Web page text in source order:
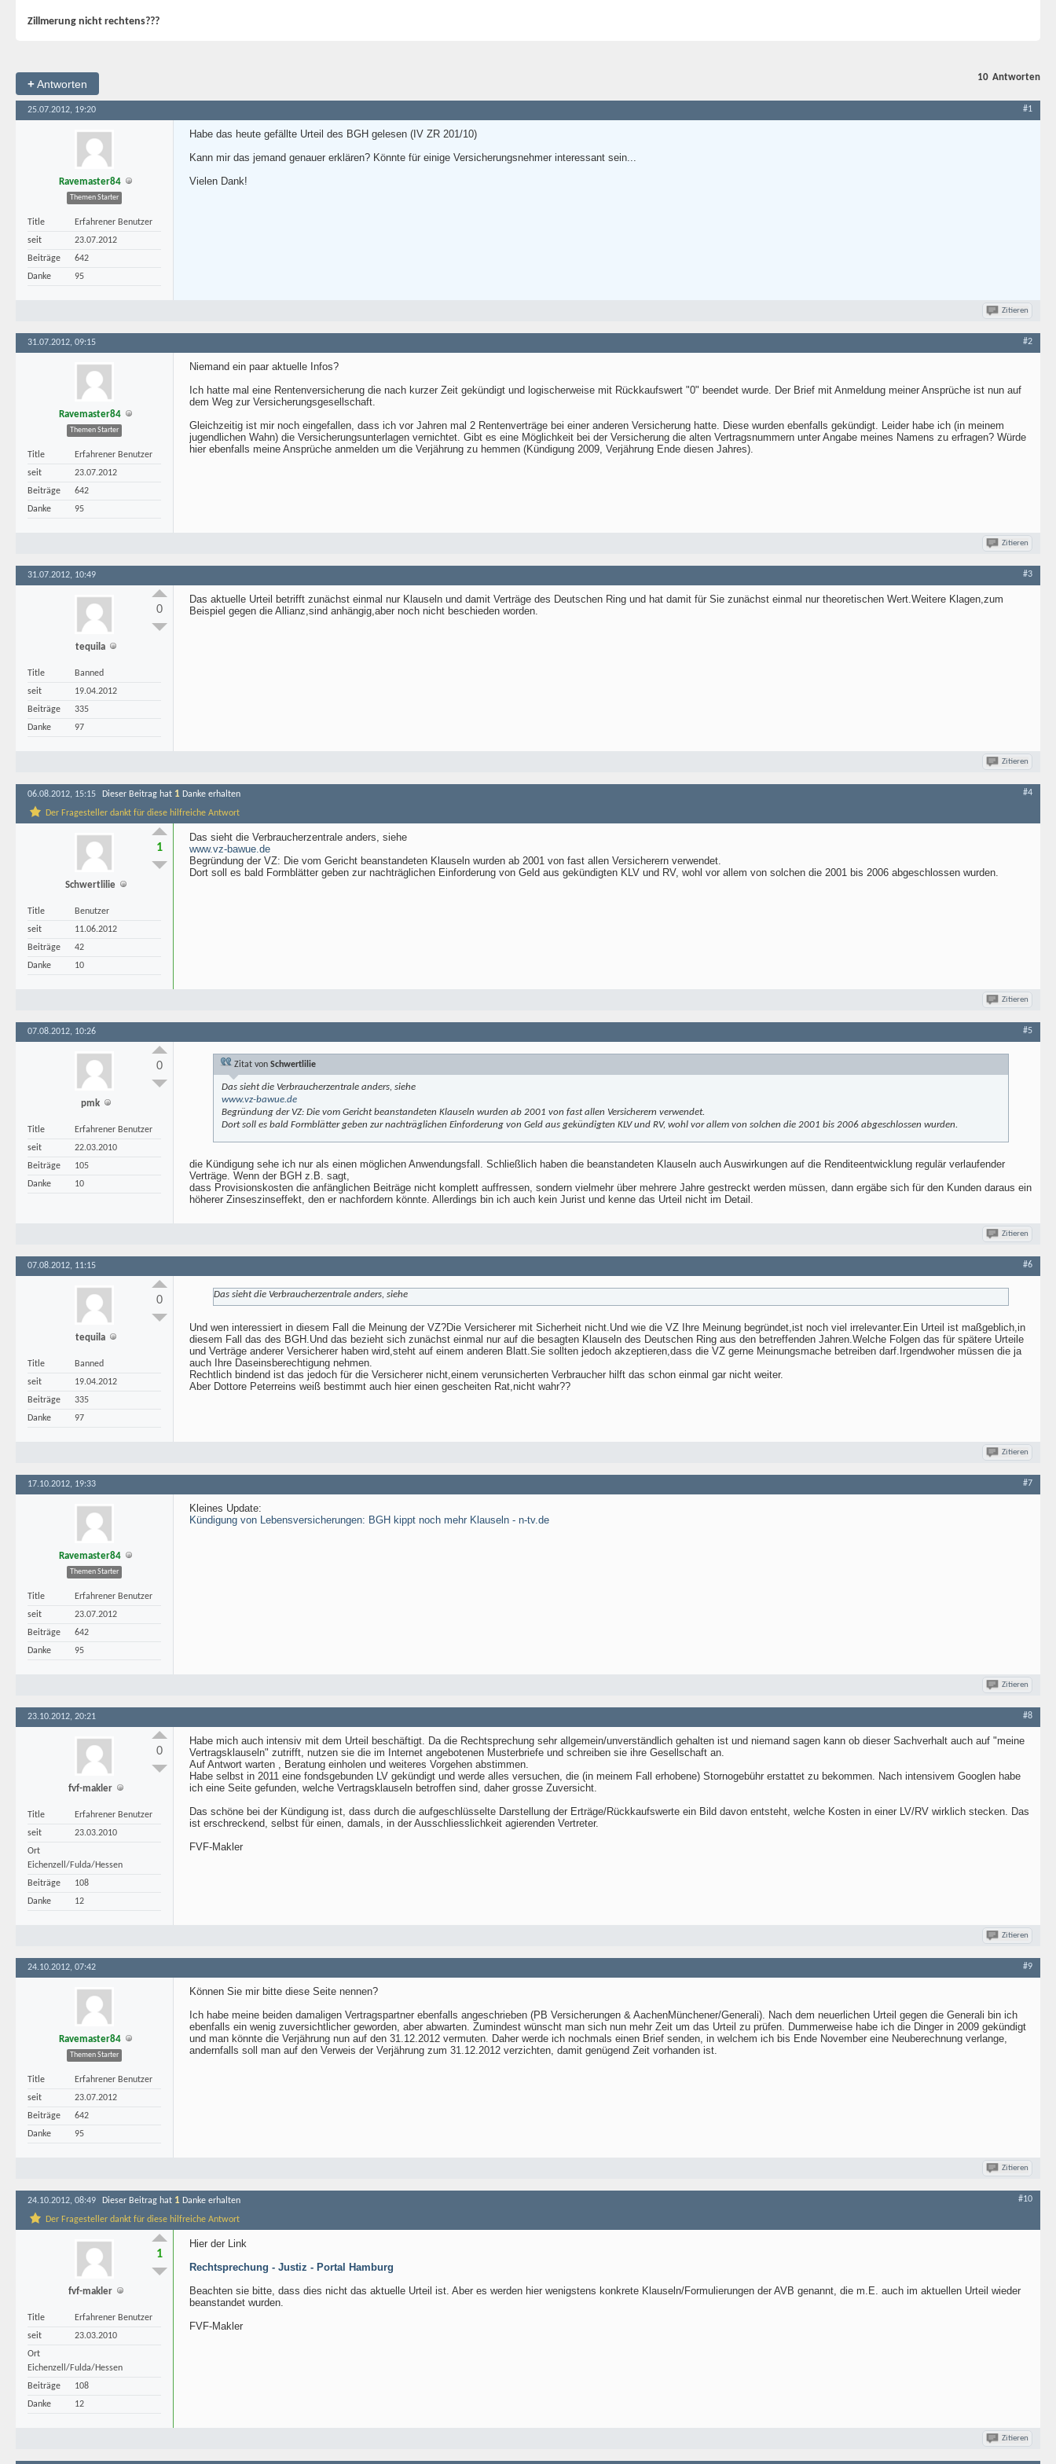
Zillmerung nicht rechtens???
+Antworten
10 Antworten
25.07.2012, 19:20 #1
Ravemaster84
Themen Starter
Title
Erfahrener Benutzer
seit
23.07.2012
Beiträge
642
Danke
95
Habe das heute gefällte Urteil des BGH gelesen (IV ZR 201/10)
Kann mir das jemand genauer erklären? Könnte für einige Versicherungsnehmer interessant sein...
Vielen Dank!
Zitieren
31.07.2012, 09:15 #2
Ravemaster84
Themen Starter
Title
Erfahrener Benutzer
seit
23.07.2012
Beiträge
642
Danke
95
Niemand ein paar aktuelle Infos?
Ich hatte mal eine Rentenversicherung die nach kurzer Zeit gekündigt und logischerweise mit Rückkaufswert "0" beendet wurde. Der Brief mit Anmeldung meiner Ansprüche ist nun auf
dem Weg zur Versicherungsgesellschaft.
Gleichzeitig ist mir noch eingefallen, dass ich vor Jahren mal 2 Rentenverträge bei einer anderen Versicherung hatte. Diese wurden ebenfalls gekündigt. Leider habe ich (in meinem
jugendlichen Wahn) die Versicherungsunterlagen vernichtet. Gibt es eine Möglichkeit bei der Versicherung die alten Vertragsnummern unter Angabe meines Namens zu erfragen? Würde
hier ebenfalls meine Ansprüche anmelden um die Verjährung zu hemmen (Kündigung 2009, Verjährung Ende diesen Jahres).
Zitieren
31.07.2012, 10:49 #3
tequila
Title
Banned
seit
19.04.2012
Beiträge
335
Danke
97
0
Das aktuelle Urteil betrifft zunächst einmal nur Klauseln und damit Verträge des Deutschen Ring und hat damit für Sie zunächst einmal nur theoretischen Wert.Weitere Klagen,zum
Beispiel gegen die Allianz,sind anhängig,aber noch nicht beschieden worden.
Zitieren
06.08.2012, 15:15 Dieser Beitrag hat 1 Danke erhalten
Der Fragesteller dankt für diese hilfreiche Antwort
#4
Schwertlilie
Title
Benutzer
seit
11.06.2012
Beiträge
42
Danke
10
1
Das sieht die Verbraucherzentrale anders, siehe
www.vz-bawue.de
Begründung der VZ: Die vom Gericht beanstandeten Klauseln wurden ab 2001 von fast allen Versicherern verwendet.
Dort soll es bald Formblätter geben zur nachträglichen Einforderung von Geld aus gekündigten KLV und RV, wohl vor allem von solchen die 2001 bis 2006 abgeschlossen wurden.
Zitieren
07.08.2012, 10:26 #5
pmk
Title
Erfahrener Benutzer
seit
22.03.2010
Beiträge
105
Danke
10
0 Zitat von Schwertlilie
Das sieht die Verbraucherzentrale anders, siehe
www.vz-bawue.de
Begründung der VZ: Die vom Gericht beanstandeten Klauseln wurden ab 2001 von fast allen Versicherern verwendet.
Dort soll es bald Formblätter geben zur nachträglichen Einforderung von Geld aus gekündigten KLV und RV, wohl vor allem von solchen die 2001 bis 2006 abgeschlossen wurden.
die Kündigung sehe ich nur als einen möglichen Anwendungsfall. Schließlich haben die beanstandeten Klauseln auch Auswirkungen auf die Renditeentwicklung regulär verlaufender
Verträge. Wenn der BGH z.B. sagt,
dass Provisionskosten die anfänglichen Beiträge nicht komplett auffressen, sondern vielmehr über mehrere Jahre gestreckt werden müssen, dann ergäbe sich für den Kunden daraus ein
höherer Zinseszinseffekt, den er nachfordern könnte. Allerdings bin ich auch kein Jurist und kenne das Urteil nicht im Detail.
Zitieren
07.08.2012, 11:15 #6
tequila
Title
Banned
seit
19.04.2012
Beiträge
335
Danke
97
0 Das sieht die Verbraucherzentrale anders, siehe
Und wen interessiert in diesem Fall die Meinung der VZ?Die Versicherer mit Sicherheit nicht.Und wie die VZ Ihre Meinung begründet,ist noch viel irrelevanter.Ein Urteil ist maßgeblich,in
diesem Fall das des BGH.Und das bezieht sich zunächst einmal nur auf die besagten Klauseln des Deutschen Ring aus den betreffenden Jahren.Welche Folgen das für spätere Urteile
und Verträge anderer Versicherer haben wird,steht auf einem anderen Blatt.Sie sollten jedoch akzeptieren,dass die VZ gerne Meinungsmache betreiben darf.Irgendwoher müssen die ja
auch Ihre Daseinsberechtigung nehmen.
Rechtlich bindend ist das jedoch für die Versicherer nicht,einem verunsicherten Verbraucher hilft das schon einmal gar nicht weiter.
Aber Dottore Peterreins weiß bestimmt auch hier einen gescheiten Rat,nicht wahr??
Zitieren
17.10.2012, 19:33 #7
Ravemaster84
Themen Starter
Title
Erfahrener Benutzer
seit
23.07.2012
Beiträge
642
Danke
95
Kleines Update:
Kündigung von Lebensversicherungen: BGH kippt noch mehr Klauseln - n-tv.de
Zitieren
23.10.2012, 20:21 #8
fvf-makler
Title
Erfahrener Benutzer
seit
23.03.2010
Ort
Eichenzell/Fulda/Hessen
Beiträge
108
Danke
12
0
Habe mich auch intensiv mit dem Urteil beschäftigt. Da die Rechtsprechung sehr allgemein/unverständlich gehalten ist und niemand sagen kann ob dieser Sachverhalt auch auf "meine
Vertragsklauseln" zutrifft, nutzen sie die im Internet angebotenen Musterbriefe und schreiben sie ihre Gesellschaft an.
Auf Antwort warten , Beratung einholen und weiteres Vorgehen abstimmen.
Habe selbst in 2011 eine fondsgebunden LV gekündigt und werde alles versuchen, die (in meinem Fall erhobene) Stornogebühr erstattet zu bekommen. Nach intensivem Googlen habe
ich eine Seite gefunden, welche Vertragsklauseln betroffen sind, daher grosse Zuversicht.
Das schöne bei der Kündigung ist, dass durch die aufgeschlüsselte Darstellung der Erträge/Rückkaufswerte ein Bild davon entsteht, welche Kosten in einer LV/RV wirklich stecken. Das
ist erschreckend, selbst für einen, damals, in der Ausschliesslichkeit agierenden Vertreter.
FVF-Makler
Zitieren
24.10.2012, 07:42 #9
Ravemaster84
Themen Starter
Title
Erfahrener Benutzer
seit
23.07.2012
Beiträge
642
Danke
95
Können Sie mir bitte diese Seite nennen?
Ich habe meine beiden damaligen Vertragspartner ebenfalls angeschrieben (PB Versicherungen & AachenMünchener/Generali). Nach dem neuerlichen Urteil gegen die Generali bin ich
ebenfalls ein wenig zuversichtlicher geworden, aber abwarten. Zumindest wünscht man sich nun mehr Zeit um das Urteil zu prüfen. Dummerweise habe ich die Dinger in 2009 gekündigt
und man könnte die Verjährung nun auf den 31.12.2012 vermuten. Daher werde ich nochmals einen Brief senden, in welchem ich bis Ende November eine Neuberechnung verlange,
andernfalls soll man auf den Verweis der Verjährung zum 31.12.2012 verzichten, damit genügend Zeit vorhanden ist.
Zitieren
24.10.2012, 08:49 Dieser Beitrag hat 1 Danke erhalten
Der Fragesteller dankt für diese hilfreiche Antwort
#10
fvf-makler
Title
Erfahrener Benutzer
seit
23.03.2010
Ort
Eichenzell/Fulda/Hessen
Beiträge
108
Danke
12
1
Hier der Link
Rechtsprechung - Justiz - Portal Hamburg
Beachten sie bitte, dass dies nicht das aktuelle Urteil ist. Aber es werden hier wenigstens konkrete Klauseln/Formulierungen der AVB genannt, die m.E. auch im aktuellen Urteil wieder
beanstandet wurden.
FVF-Makler
Zitieren